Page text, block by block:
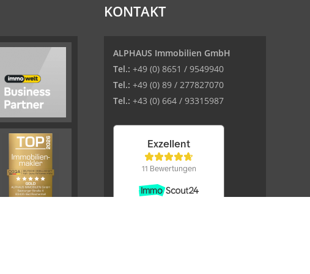
KONTAKT
ALPHAUS Immobilien GmbH
Tel.: +49 (0) 8651 / 9549940
Tel.: +49 (0) 89 / 277827070
Tel.: +43 (0) 664 / 93315987